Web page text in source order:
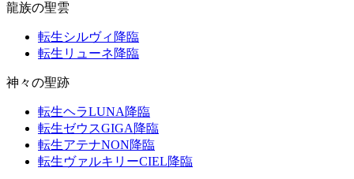
龍族の聖雲
転生シルヴィ降臨
転生リューネ降臨
神々の聖跡
転生ヘラLUNA降臨
転生ゼウスGIGA降臨
転生アテナNON降臨
転生ヴァルキリーCIEL降臨